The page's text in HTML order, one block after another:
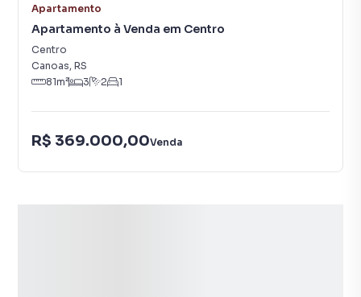
Apartamento
Apartamento à Venda em Centro
Centro
Canoas, RS
81m² 3 2 1
R$ 369.000,00Venda